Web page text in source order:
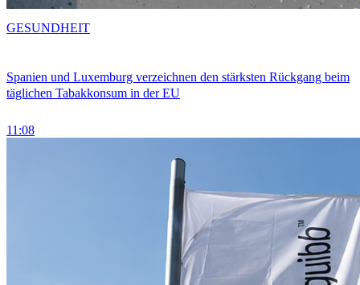
Spanien und Luxemburg verzeichnen den stärksten Rückgang beim
täglichen Tabakkonsum in der EU
11:08
GESUNDHEIT